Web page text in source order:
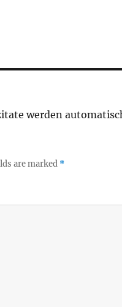
werden
are marked *